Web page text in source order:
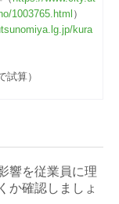
1003765.html ）
kura
試算）
響を従業員に理
か確認しましょ